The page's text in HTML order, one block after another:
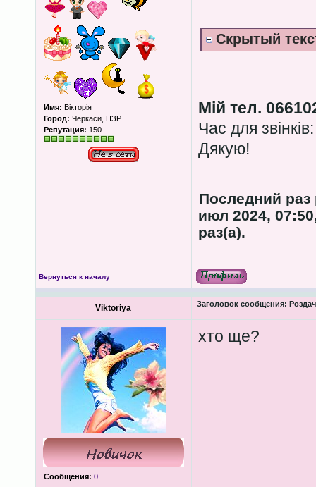
Имя: Вікторія
Город: Черкаси, ПЗР
Репутация: 150
Скрытый
Мій тел.
Час для
Дякую!
Последний
июл 2024,
раз(а).
Вернуться к началу
Viktoriya Заголовок сообщения:
Сообщения: 0
хто ще?